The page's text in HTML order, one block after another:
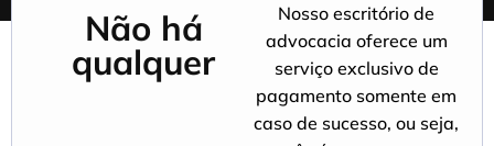
Não há
qualquer
custo
Nosso escritório de
advocacia oferece um
serviço exclusivo de
pagamento somente em
caso de sucesso, ou seja,